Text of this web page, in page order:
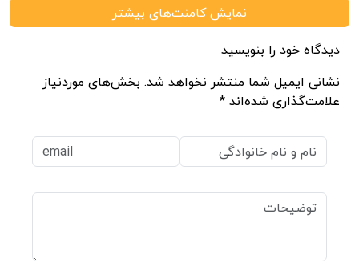
نمایش کامنت‌های بیشتر
دیدگاه خود را بنویسید
نشانی ایمیل شما منتشر نخواهد شد. بخش‌های موردنیاز
علامت‌گذاری شده‌اند *